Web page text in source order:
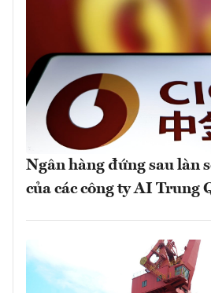
Ngân hàng đứng sau làn
của các công ty AI Trung